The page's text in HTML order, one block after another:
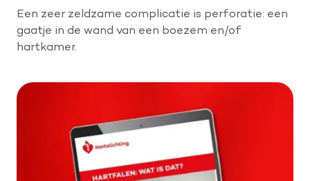
Een zeer zeldzame complicatie is perforatie: een
gaatje in de wand van een boezem en/of
hartkamer.